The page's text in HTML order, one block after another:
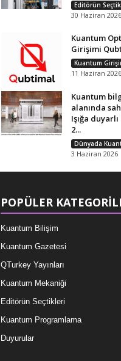
Editörün
30 Haziran 2026
Kuantum
Girişimi
Kuantum
11 Haziran 2026
Kuantum
alanında
Işığa
2...
Dünyada
3 Haziran 2026
POPÜLER
Kuantum Bilişim
Kuantum Gazetesi
QTurkey Yayınları
Kuantum Mekaniği
Editörün Seçtikleri
Kuantum Programlama
Duyurular